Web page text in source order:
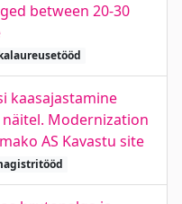
between 20-30
kaasajastamine
näitel. Modernization
AS Kavastu site